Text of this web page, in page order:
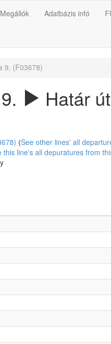
Megállók Adatbázis infó
9. (F03678)
Határ
(See other lines' all
this line's all depuratures from